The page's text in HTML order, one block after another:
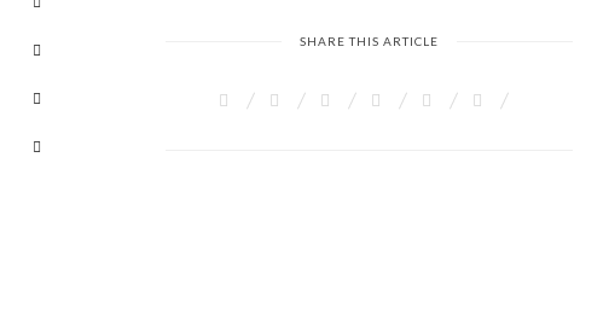
SHARE THIS ARTICLE